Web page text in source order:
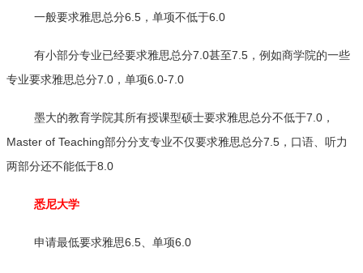
一般要求雅思总分6.5，单项不低于6.0
有小部分专业已经要求雅思总分7.0甚至7.5，例如商学院的一些
专业要求雅思总分7.0，单项6.0-7.0
墨大的教育学院其所有授课型硕士要求雅思总分不低于7.0，
Master of Teaching部分分支专业不仅要求雅思总分7.5，口语、听力
两部分还不能低于8.0
悉尼大学
申请最低要求雅思6.5、单项6.0